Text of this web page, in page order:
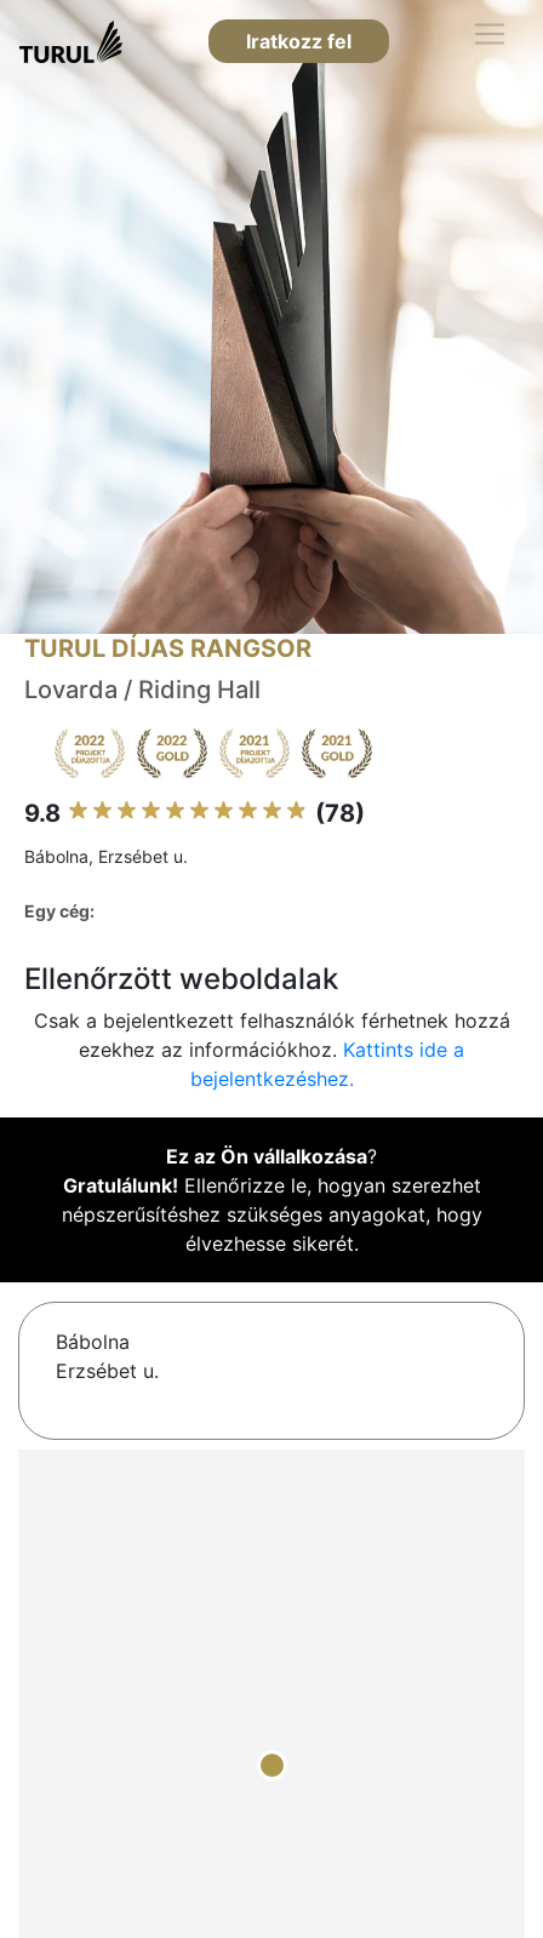
Iratkozz fel
TURUL DÍJAS RANGSOR
Lovarda / Riding Hall
9.8 (78)
Bábolna, Erzsébet u.
Egy cég:
Ellenőrzött weboldalak
Csak a bejelentkezett felhasználók férhetnek hozzá
ezekhez az információkhoz. Kattints ide a
bejelentkezéshez.
Ez az Ön vállalkozása?
Gratulálunk! Ellenőrizze le, hogyan szerezhet
népszerűsítéshez szükséges anyagokat, hogy
élvezhesse sikerét.
Bábolna
Erzsébet u.